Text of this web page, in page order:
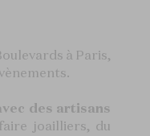
à Paris,
des artisans
joailliers, du